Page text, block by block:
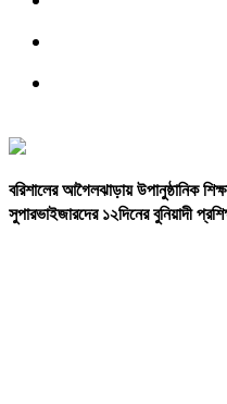
বরিশালেরআগৈলঝাড়ায়উপানুষ্ঠানিক
সুপারভাইজারদের১২দিনেরবুনিয়াদী